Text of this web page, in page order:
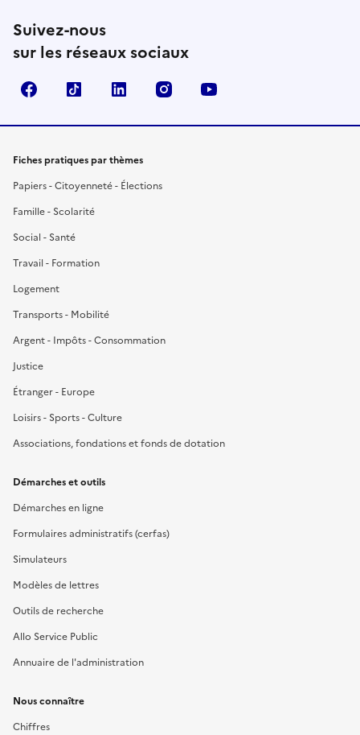
Suivez-nous
sur les réseaux sociaux
FacebookTikTok LinkedIn Instagram
Fiches pratiques par thèmes
Papiers - Citoyenneté - Élections
Famille - Scolarité
Social - Santé
Travail - Formation
Logement
Transports - Mobilité
Argent - Impôts - Consommation
Justice
Étranger - Europe
Loisirs - Sports - Culture
Associations, fondations et fonds de dotation
Démarches et outils
Démarches en ligne
Formulaires administratifs (cerfas)
Simulateurs
Modèles de lettres
Outils de recherche
Allo Service Public
Annuaire de l'administration
Nous connaître
Chiffres